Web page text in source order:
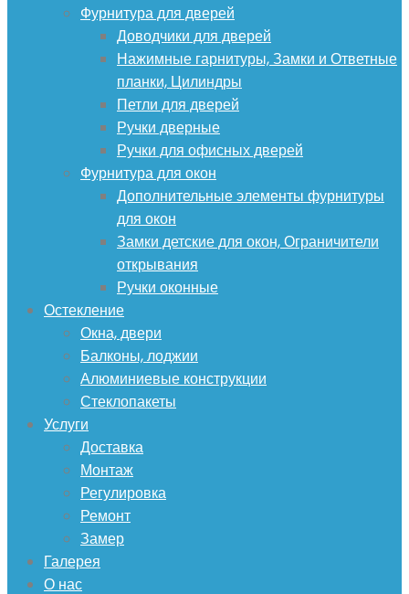
Фурнитура для дверей
Доводчики для дверей
Нажимные гарнитуры, Замки и Ответные
планки, Цилиндры
Петли для дверей
Ручки дверные
Ручки для офисных дверей
Фурнитура для окон
Дополнительные элементы фурнитуры
для окон
Замки детские для окон, Ограничители
открывания
Ручки оконные
Остекление
Окна, двери
Балконы, лоджии
Алюминиевые конструкции
Стеклопакеты
Услуги
Доставка
Монтаж
Регулировка
Ремонт
Замер
Галерея
О нас